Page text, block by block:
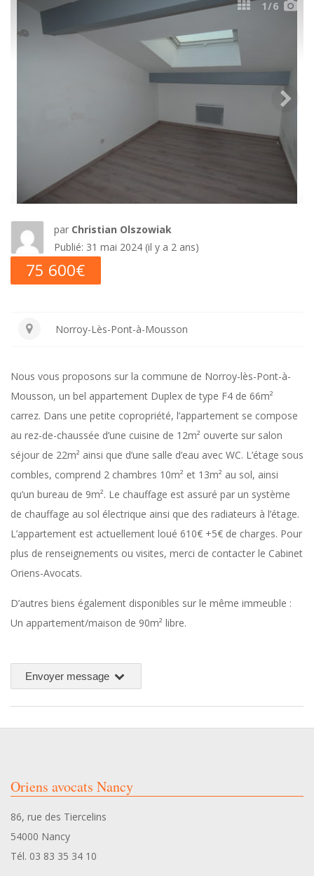
A
r
t
e
n
t
F
4
D
u
p
l
e
x
6
6
m
1/6
par Christian Olszowiak
Publié: 31 mai 2024 (il y a 2 ans)
75 600€
Norroy-Lès-Pont-à-Mousson
Nous vous proposons sur la commune de Norroy-lès-Pont-à-
Mousson, un bel appartement Duplex de type F4 de 66m²
carrez. Dans une petite copropriété, l’appartement se compose
au rez-de-chaussée d’une cuisine de 12m² ouverte sur salon
séjour de 22m² ainsi que d’une salle d’eau avec WC. L’étage sous
combles, comprend 2 chambres 10m² et 13m² au sol, ainsi
qu’un bureau de 9m². Le chauffage est assuré par un système
de chauffage au sol électrique ainsi que des radiateurs à l’étage.
L’appartement est actuellement loué 610€ +5€ de charges. Pour
plus de renseignements ou visites, merci de contacter le Cabinet
Oriens-Avocats.
D’autres biens également disponibles sur le même immeuble :
Un appartement/maison de 90m² libre.
Envoyer message
Oriens avocats Nancy
86, rue des Tiercelins
54000 Nancy
Tél. 03 83 35 34 10